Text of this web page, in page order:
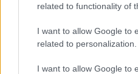
related to functionality of
I want to allow Google to
related to personalization.
I want to allow Google to